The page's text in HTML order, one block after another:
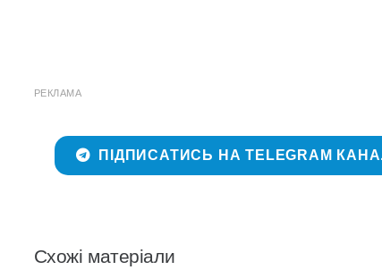
РЕКЛАМА
ПІДПИСАТИСЬ НА TELEGRAM
Схожі матеріали